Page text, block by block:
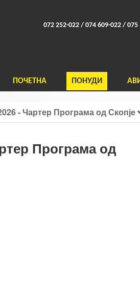
072 252-022 / 074 609-022 /
ПОЧЕТНА ПОНУДИ
- Чартер Програма од Скопје
Програма од